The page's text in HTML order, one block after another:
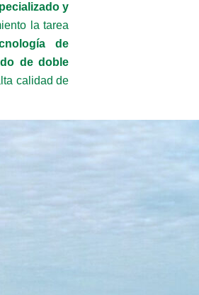
y
la tarea
de
de doble
calidad de